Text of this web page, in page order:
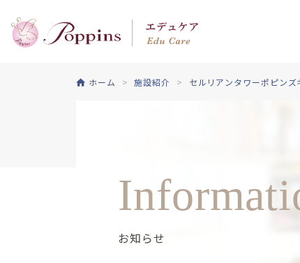
ホーム 施設紹介 セルリアンタワーポピンズ
お知らせ